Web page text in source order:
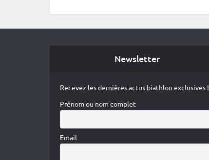
Newsletter
Recevez les dernières actus biathlon exclusives !
Prénom ou nom complet
Email